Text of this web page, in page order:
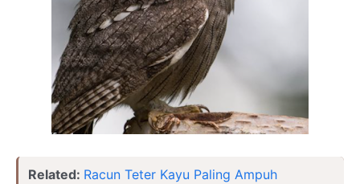
Related: Racun Teter Kayu Paling Ampuh